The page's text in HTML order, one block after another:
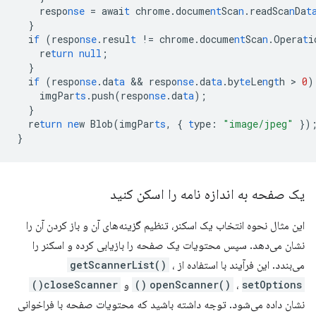
response = await chrome.documentScan .readScanDa
}
if (response.result != chrome.documentScan .Operat
return null ;
}
if (response.data && response.data.byteLength > 0)
imgParts .push(response.data);
}
return new Blob(imgParts, { type : "image/jpeg" }
}
یک صفحه به اندازه نامه را اسکن کنید
این مثال نحوه انتخاب یک اسکنر، تنظیم گزینه‌های آن و باز کردن آن را
نشان می‌دهد. سپس محتویات یک صفحه را بازیابی کرده و اسکنر را
می‌بندد. این فرآیند با استفاده از
getScannerList() ،
openScanner() ، setOptions() و closeScanner()
نشان داده می‌شود. توجه داشته باشید که محتویات صفحه با فراخوانی